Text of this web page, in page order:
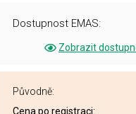
Dostupnost EMAS:
Zobrazit
Původně:
Cena po registraci: